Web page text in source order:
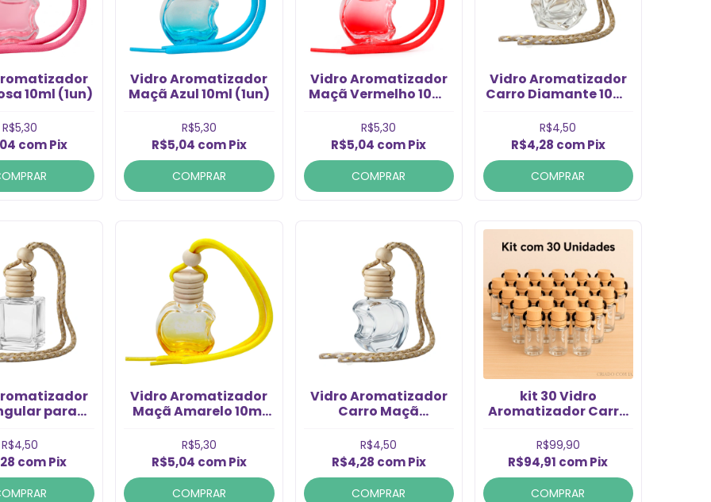
10ml (1un)
R$5,30
com Pix
Vidro Aromatizador
Maçã Azul 10ml (1un)
R$5,30
R$5,04 comPix
COMPRAR
Vidro Aromatizador
Maçã Vermelho 10ml
R$5,30
R$5,04 comPix
COMPRAR
Vidro Aromatizador
Carro Diamante 10ml
R$4,50
R$4,28 comPix
COMPRAR
para
R$4,50
comPix
Vidro Aromatizador
Maçã Amarelo 10ml
R$5,30
R$5,04 comPix
COMPRAR
Vidro Aromatizador
Carro Maç
(1un)
R$4,50
R$4,28 com Pix
COMPRAR
kit 30 Vidro
Aromatizador Carro
R$99,90
R$94,91 comPix
COMPRAR